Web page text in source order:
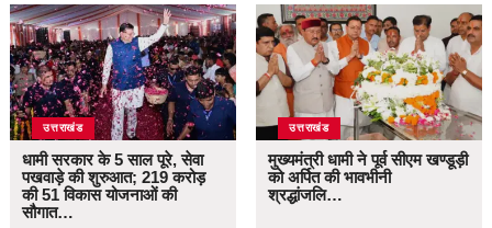
उत्तराखंड
धामी सरकार के 5 साल पूरे, सेवा
पखवाड़े की शुरुआत; 219 करोड़
की 51 विकास योजनाओं की
सौगात…
उत्तराखंड
मुख्यमंत्री धामी ने पूर्व सीएम खण्डूड़ी
को अर्पित की भावभीनी
श्रद्धांजलि…